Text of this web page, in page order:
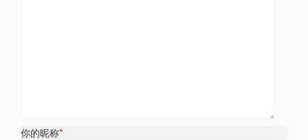
你的昵称*